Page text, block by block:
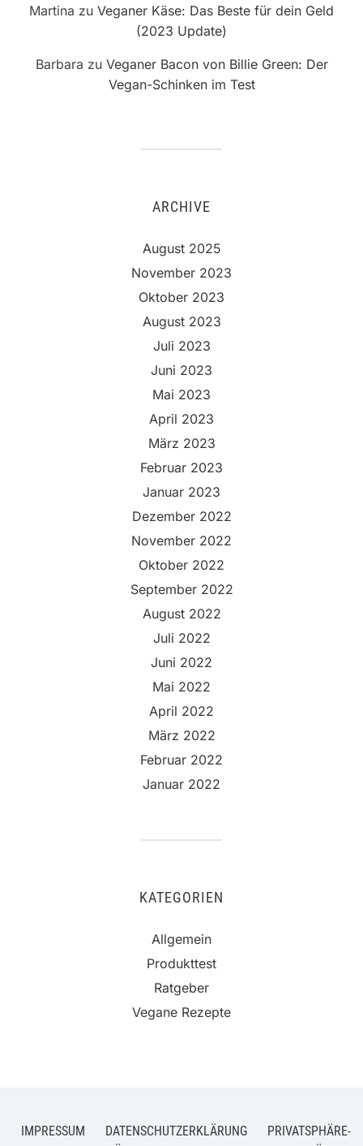
Martina zu Veganer Käse: Das Beste für dein Geld
(2023 Update)
Barbara zu Veganer Bacon von Billie Green: Der
Vegan-Schinken im Test
ARCHIVE
August 2025
November 2023
Oktober 2023
August 2023
Juli 2023
Juni 2023
Mai 2023
April 2023
März 2023
Februar 2023
Januar 2023
Dezember 2022
November 2022
Oktober 2022
September 2022
August 2022
Juli 2022
Juni 2022
Mai 2022
April 2022
März 2022
Februar 2022
Januar 2022
KATEGORIEN
Allgemein
Produkttest
Ratgeber
Vegane Rezepte
IMPRESSUM DATENSCHUTZERKLÄRUNG
PRIVATSPHÄRE-